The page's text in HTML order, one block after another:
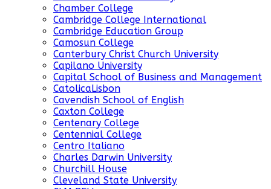
Chamber College
Cambridge College International
Cambridge Education Group
Camosun College
Canterbury Christ Church University
Capilano University
Capital School of Business and Management
CatolicaLisbon
Cavendish School of English
Caxton College
Centenary College
Centennial College
Centro Italiano
Charles Darwin University
Churchill House
Cleveland State University